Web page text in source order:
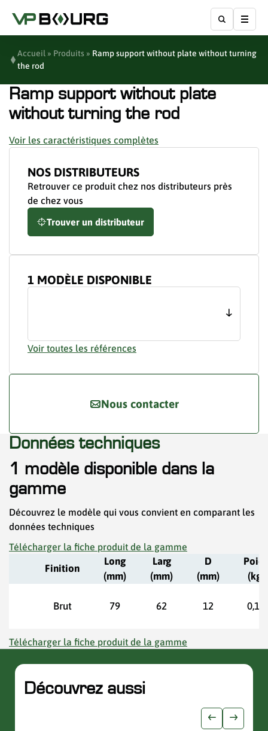
Accueil » Produits » Ramp support without plate without turning
the rod
Ramp support without plate
without turning the rod
Voir les caractéristiques complètes
NOS DISTRIBUTEURS
Retrouver ce produit chez nos distributeurs près
de chez vous
Trouver un distributeur
1 MODÈLE DISPONIBLE
Voir toutes les références
Nous contacter
Données techniques
1 modèle disponible dans la
gamme
Découvrez le modèle qui vous convient en comparant les
données techniques
Télécharger la fiche produit de la gamme
Finition
Long
(mm)
Larg
(mm)
D
(mm)
Poids
(kg)
Brut 79 62 12 0,16
Télécharger la fiche produit de la gamme
Découvrez aussi
Afficher